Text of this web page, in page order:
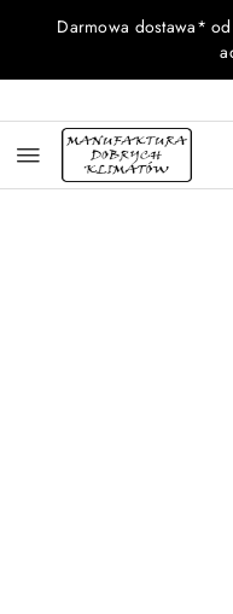
Przejdź do treści
Przejdź do
Przejdź do moje
Przejdź do menu
Przejdź do opisu
Przejdź do stopki
Darmowa dostawa*